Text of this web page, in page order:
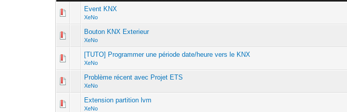
Event KNX
XeNo
Bouton KNX Exterieur
XeNo
[TUTO] Programmer une période date/heure vers le KNX
XeNo
Problème récent avec Projet ETS
XeNo
Extension partition lvm
XeNo